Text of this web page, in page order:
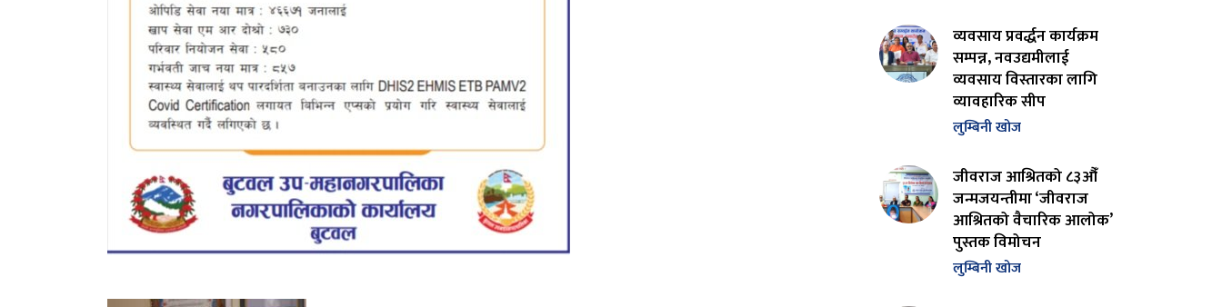
व्यवसाय प्रवर्द्धन कार्यक्रम
सम्पन्न, नवउद्यमीलाई
व्यवसाय विस्तारका लागि
व्यावहारिक सीप
लुम्बिनी खोज
जीवराज आश्रितको ८३औँ
जन्मजयन्तीमा ‘जीवराज
आश्रितको वैचारिक आलोक’
पुस्तक विमोचन
लुम्बिनी खोज